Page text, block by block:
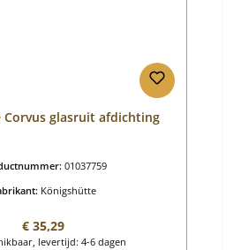
Corvus glasruit afdichting
01037759
Königshütte
Normale prijs:
€ 35,29
levertijd: 4-6 dagen